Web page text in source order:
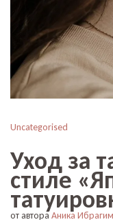
Uncategorised
Уход за
стиле
от автораАника